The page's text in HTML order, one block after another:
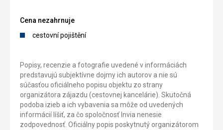
Cena nezahrnuje
cestovní pojištění
Popisy, recenzie a fotografie uvedené v informáciách
predstavujú subjektívne dojmy ich autorov a nie sú
súčasťou oficiálneho popisu objektu zo strany
organizátora zájazdu (cestovnej kancelárie). Skutočná
podoba izieb a ich vybavenia sa môže od uvedených
informácií líšiť, za čo spoločnosť Invia nenesie
zodpovednosť. Oficiálny popis poskytnutý organizátorom